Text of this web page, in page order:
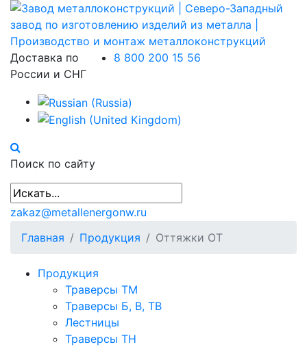
Доставка по
России и СНГ
8 800 200 15 56
Поиск по сайту
zakaz@metallenergonw.ru
Главная
Продукция Оттяжки ОТ
Продукция
Траверсы ТМ
Траверсы Б, В, ТВ
Лестницы
Траверсы ТН